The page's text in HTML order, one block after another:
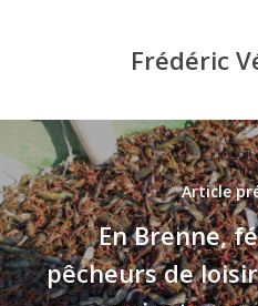
Frédéric
Article
En Brenne,
pêcheurs de